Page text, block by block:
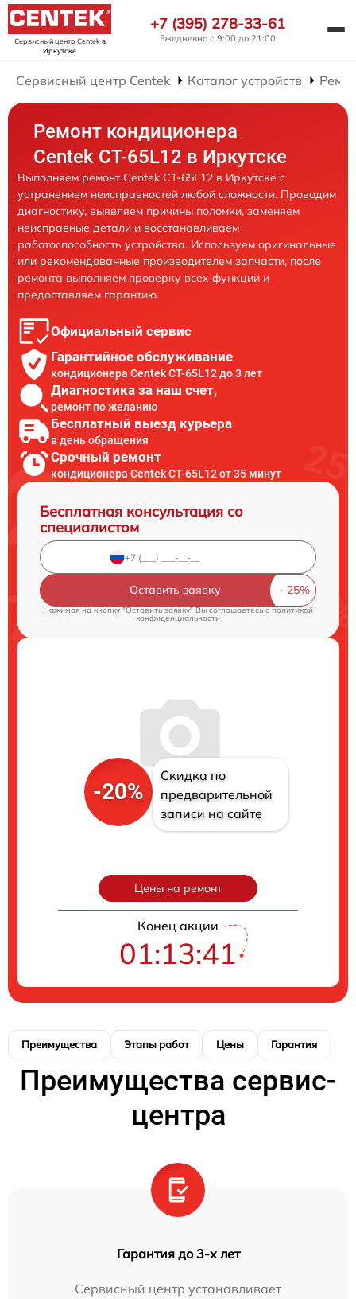
Сервисный центр Centekв
Иркутске
+7 (395) 278-33-61
Ежедневно с 9:00 до 21:00
Сервисный центр Centek Каталог устройств
Ремонт кондиционера
Centek CT-65L12 в Иркутске
Выполняем ремонт Centek CT-65L12 в Иркутске с
устранением неисправностей любой сложности. Проводим
диагностику, выявляем причины поломки, заменяем
неисправные детали и восстанавливаем
работоспособность устройства. Используем оригинальные
или рекомендованные производителем запчасти, после
ремонта выполняем проверку всех функций и
предоставляем гарантию.
Официальный сервис
Гарантийное обслуживание
кондиционера Centek CT-65L12 до 3 лет
Диагностика за наш счет,
ремонт по желанию
Бесплатный выезд курьера
в день обращения
Срочный ремонт
кондиционера Centek CT-65L12 от 35 минут
Бесплатная консультация со
специалистом
Оставить заявку
Нажимая на кнопку "Оставить заявку" Вы соглашаетесь c политикой
конфиденциальности
-20%
Скидка по
предварительной
записи на сайте
Цены на ремонт
Конец акции
01:13:40
Преимущества Этапы работ Цены Гарантия
Преимущества сервис-
центра
Гарантия до 3-х лет
Сервисный центр устанавливает